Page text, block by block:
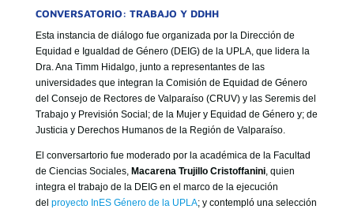
CONVERSATORIO: TRABAJO Y DDHH
Esta instancia de diálogo fue organizada por la Dirección de
Equidad e Igualdad de Género (DEIG) de la UPLA, que lidera la
Dra. Ana Timm Hidalgo, junto a representantes de las
universidades que integran la Comisión de Equidad de Género
del Consejo de Rectores de Valparaíso (CRUV) y las Seremis del
Trabajo y Previsión Social; de la Mujer y Equidad de Género y; de
Justicia y Derechos Humanos de la Región de Valparaíso.
El conversartorio fue moderado por la académica de la Facultad
de Ciencias Sociales, Macarena Trujillo Cristoffanini, quien
integra el trabajo de la DEIG en el marco de la ejecución
del proyecto InES Género de la UPLA; y contempló una selección